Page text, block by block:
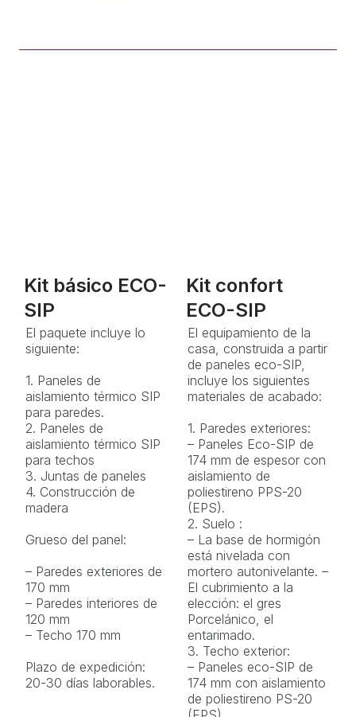
Kit básico ECO-
SIP
El paquete incluye lo
siguiente:
1. Paneles de
aislamiento térmico SIP
para paredes.
2. Paneles de
aislamiento térmico SIP
para techos
3. Juntas de paneles
4. Construcción de
madera
Grueso del panel:
– Paredes exteriores de
170 mm
– Paredes interiores de
120 mm
– Techo 170 mm
Plazo de expedición:
20-30 días laborables.
Kit confort
ECO-SIP
El equipamiento de la
casa, construida a partir
de paneles eco-SIP,
incluye los siguientes
materiales de acabado:
1. Paredes exteriores:
– Paneles Eco-SIP de
174 mm de espesor con
aislamiento de
poliestireno PPS-20
(EPS).
2. Suelo :
– La base de hormigón
está nivelada con
mortero autonivelante. –
El cubrimiento a la
elección: el gres
Porcelánico, el
entarimado.
3. Techo exterior:
– Paneles eco-SIP de
174 mm con aislamiento
de poliestireno PS-20